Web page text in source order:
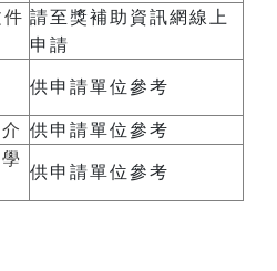
請至獎補助資訊網線上
申請
供申請單位參考
供申請單位參考
供申請單位參考